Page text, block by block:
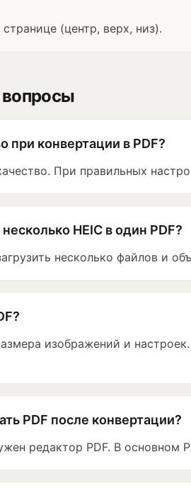
(центр, верх, низ).
при конвертации в PDF?
При правильных
HEIC в один PDF?
несколько файлов и
изображений и
PDF после конвертации?
редактор PDF. В основном